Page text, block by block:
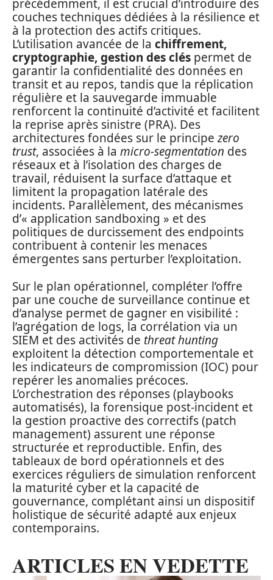
précédemment, il est crucial d’introduire des
couches techniques dédiées à la résilience et
à la protection des actifs critiques.
L’utilisation avancée de la chiffrement,
cryptographie, gestion des clés permet de
garantir la confidentialité des données en
transit et au repos, tandis que la réplication
régulière et la sauvegarde immuable
renforcent la continuité d’activité et facilitent
la reprise après sinistre (PRA). Des
architectures fondées sur le principezero
trust, associées à la micro‑segmentation des
réseaux et à l’isolation des charges de
travail, réduisent la surface d’attaque et
limitent la propagation latérale des
incidents. Parallèlement, des mécanismes
d’« application sandboxing » et des
politiques de durcissement des endpoints
contribuent à contenir les menaces
émergentes sans perturber l’exploitation.
Sur le plan opérationnel, compléter l’offre
par une couche de surveillance continue et
d’analyse permet de gagner en visibilité :
l’agrégation de logs, la corrélation via un
SIEM et des activités de threat hunting
exploitent la détection comportementale et
les indicateurs de compromission (IOC) pour
repérer les anomalies précoces.
L’orchestration des réponses (playbooks
automatisés), la forensique post‑incident et
la gestion proactive des correctifs (patch
management) assurent une réponse
structurée et reproductible. Enfin, des
tableaux de bord opérationnels et des
exercices réguliers de simulation renforcent
la maturité cyber et la capacité de
gouvernance, complétant ainsi un dispositif
holistique de sécurité adapté aux enjeux
contemporains.
ARTICLES EN VEDETTE